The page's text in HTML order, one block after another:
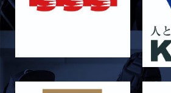
2026/06/27
STAFF blog
STAFF blog
【Rits Familyのバトン】vol. 2
2026/06/21
STAFF blog
6月21日 京都大学